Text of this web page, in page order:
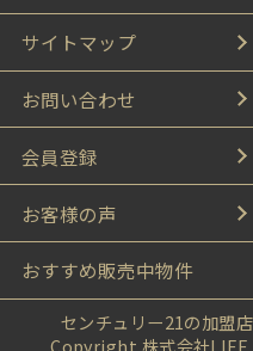
サイトマップ
お問い合わせ
会員登録
お客様の声
おすすめ販売中物件
センチュリー21の加盟
Copyright 株式会社